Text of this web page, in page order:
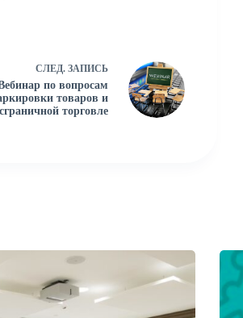
СЛЕД. ЗАПИСЬ
по вопросам
товаров и
торговле